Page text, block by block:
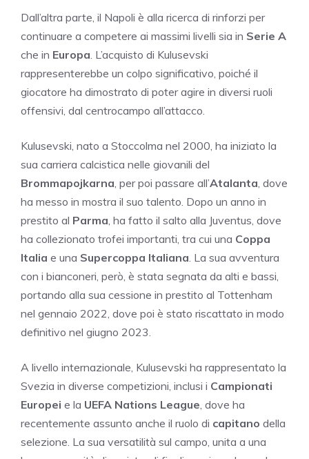
Dall’altra parte, il Napoli è alla ricerca di rinforzi per
continuare a competere ai massimi livelli sia in Serie A
che in Europa . L’acquisto di Kulusevski
rappresenterebbe un colpo significativo, poiché il
giocatore ha dimostrato di poter agire in diversi ruoli
offensivi, dal centrocampo all’attacco.
Kulusevski, nato a Stoccolma nel 2000, ha iniziato la
sua carriera calcistica nelle giovanili del
Brommapojkarna , per poi passare all’Atalanta , dove
ha messo in mostra il suo talento. Dopo un anno in
prestito al Parma , ha fatto il salto alla Juventus, dove
ha collezionato trofei importanti, tra cui una Coppa
Italia e una Supercoppa Italiana . La sua avventura
con i bianconeri, però, è stata segnata da alti e bassi,
portando alla sua cessione in prestito al Tottenham
nel gennaio 2022, dove poi è stato riscattato in modo
definitivo nel giugno 2023.
A livello internazionale, Kulusevski ha rappresentato la
Svezia in diverse competizioni, inclusi i Campionati
Europei e la UEFA Nations League , dove ha
recentemente assunto anche il ruolo di capitano della
selezione. La sua versatilità sul campo, unita a una